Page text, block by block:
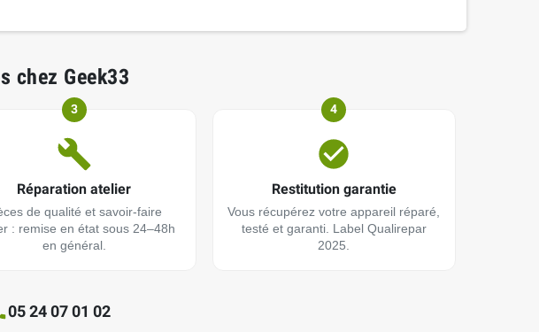
chez Geek33
3
Réparation atelier
de qualité et savoir-faire
: remise en état sous 24–48h
en général.
4
Restitution garantie
Vous récupérez votre appareil réparé,
testé et garanti. Label Qualirepar
2025.
05 24 07 01 02